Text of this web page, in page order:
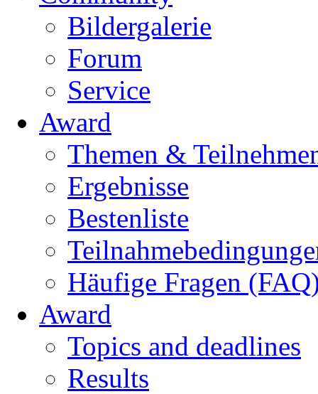
Bildergalerie
Forum
Service
Award
Themen &
Ergebnisse
Bestenliste
Häufige Fragen
Award
Topics and deadlines
Results